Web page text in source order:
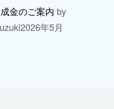
金のご案内 by
2026年5月